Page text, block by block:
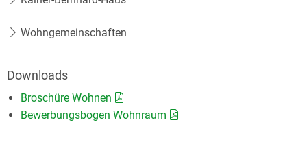
Wohngemeinschaften
Downloads
Broschüre Wohnen
Bewerbungsbogen Wohnraum